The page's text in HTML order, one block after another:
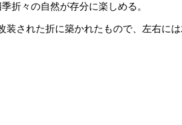
折々の自然が存分に楽しめる。
された折に築かれたもので、左右に